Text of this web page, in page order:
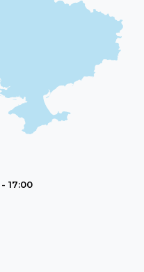
17:00